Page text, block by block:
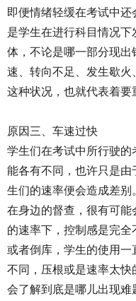
即便情绪轻缓在考试中
是学生在进行科目情况
体，不论是哪一部分现
速、转向不足、发生歇
这种状况，也就代表着要
原因三、车速过快
学生们在考试中所行驶
能各有不同，也许只是
生们的速率便会造成差
在身边的督查，很有可
的速率下，控制感是完
或者倒库，学生的使用
不同，压根或是速率太
会了解到底是哪儿出现难